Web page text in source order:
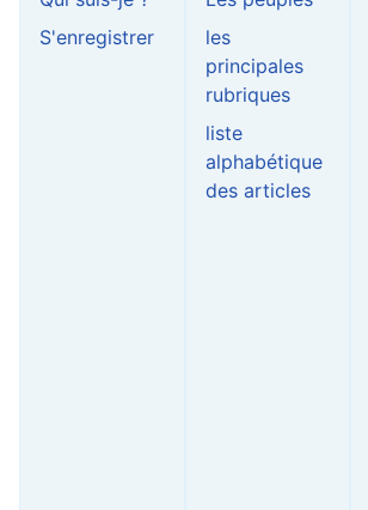
S'enregistrer
les
principales
rubriques
liste
alphabétique
des articles